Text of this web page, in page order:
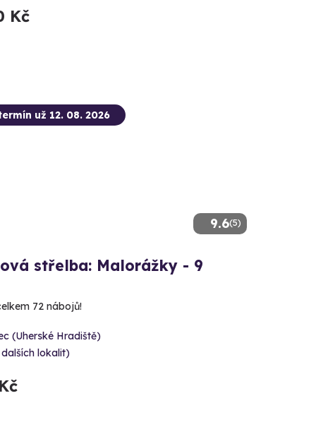
Kč
9.6(5)
už 12. 08. 2026
střelba: Malorážky - 9
72 nábojů!
(Uherské Hradiště)
lokalit)